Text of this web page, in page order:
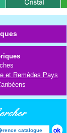
et Remèdes Pays